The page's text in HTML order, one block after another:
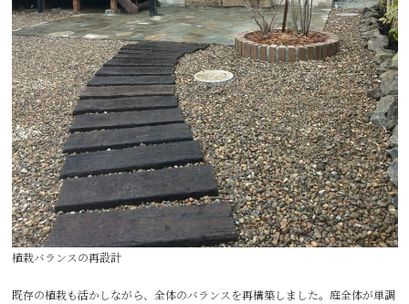
植栽バランスの再設計
既存の植栽も活かしながら、全体のバランスを再構築しました。庭全体が単調